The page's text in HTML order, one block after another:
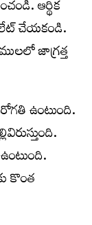
ఆర్థిక
చేయకండి.
జాగ్రత్త
ఉంటుంది.
కొంత